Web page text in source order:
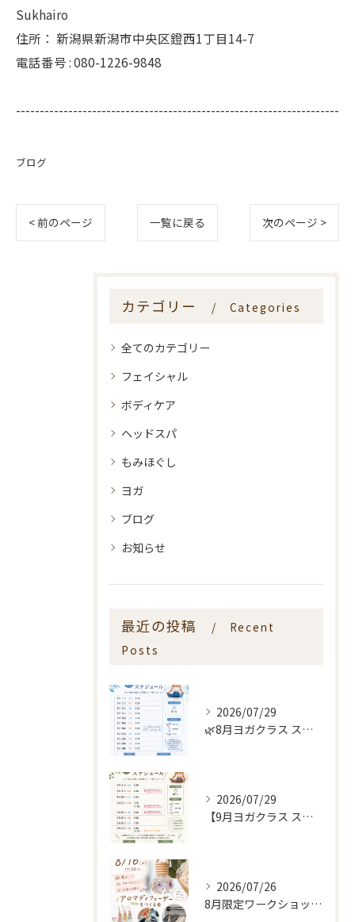
Sukhairo
住所： 新潟県新潟市中央区鐙西1丁目14-7
電話番号 :080-1226-9848
--------------------------------------------------------------------
ブログ
< 前のページ 一覧に戻る 次のページ >
カテゴリー Categories
全てのカテゴリー
フェイシャル
ボディケア
ヘッドスパ
もみほぐし
ヨガ
ブログ
お知らせ
最近の投稿
Recent
Posts
2026/07/29
🌿8月ヨガクラス スケジュールのお知らせ🌿
2026/07/29
【9月ヨガクラス スケジュールのお知らせ🌿】
2026/07/26
8月限定ワークショップ🌿🫧